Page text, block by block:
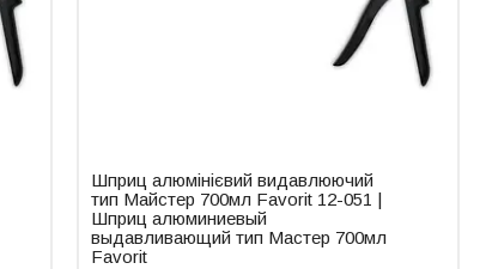
Шприц алюмінієвий видавлюючий
тип Майстер 700мл Favorit 12-051 |
Шприц алюминиевый
выдавливающий тип Мастер 700мл
Favorit